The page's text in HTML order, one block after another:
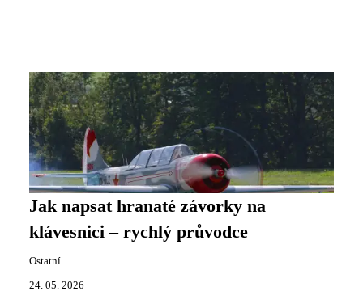
Jak napsat hranaté závorky na
klávesnici – rychlý průvodce
Ostatní
24. 05. 2026